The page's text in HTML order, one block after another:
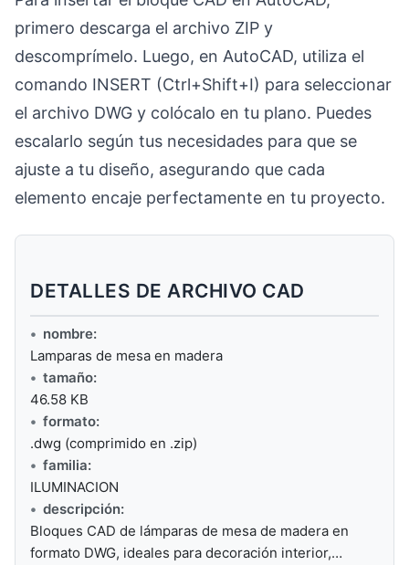
primero descarga el archivo ZIP y
descomprímelo. Luego, en AutoCAD, utiliza el
comando INSERT (Ctrl+Shift+I) para seleccionar
el archivo DWG y colócalo en tu plano. Puedes
escalarlo según tus necesidades para que se
ajuste a tu diseño, asegurando que cada
elemento encaje perfectamente en tu proyecto.
DETALLES DE ARCHIVO CAD
nombre:
Lamparas de mesa en madera
tamaño:
46.58 KB
formato:
.dwg (comprimido en .zip)
familia:
ILUMINACION
descripción:
Bloques CAD de lámparas de mesa de madera en
formato DWG, ideales para decoración interior,…